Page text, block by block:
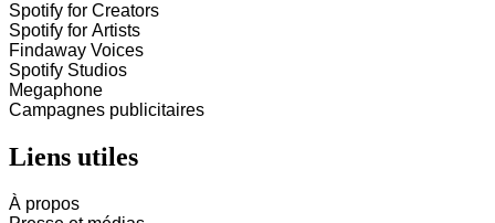
Spotify for Creators
Spotify for Artists
Findaway Voices
Spotify Studios
Megaphone
Campagnes publicitaires
Liens utiles
À propos